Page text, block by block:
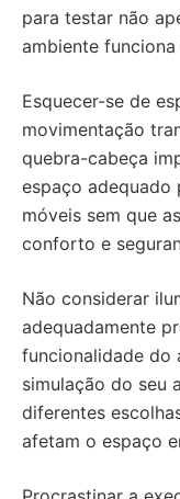
para testar não
ambiente
Esquecer-se de
movimentação
quebra-cabeça
espaço adequado
móveis sem que
conforto e
Não considerar
adequadamente
funcionalidade do
simulação do seu
diferentes
afetam o espaço